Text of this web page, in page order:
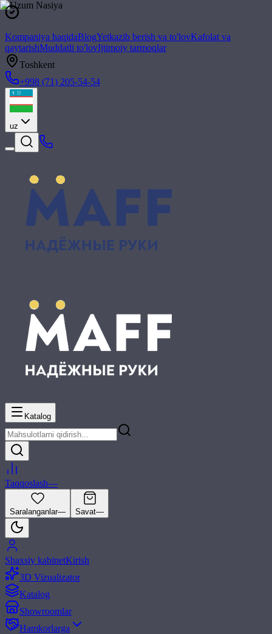
Kompaniya haqidaBlogYetkazib berish va to'lovKafolat va
qaytarishMuddatli to'lovIjtimoiy tarmoqlar
Toshkent
+998 (71) 205-54-54
uz
Katalog
Taqqoslash—
Saralanganlar— Savat—
Shaxsiy kabinetKirish
3D Vizualizator
Katalog
Showroomlar
Hamkorlarga